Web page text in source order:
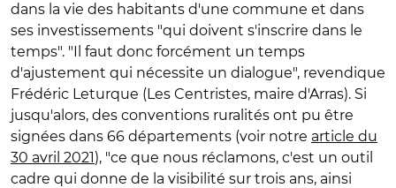
dans la vie des habitants d'une commune et dans
ses investissements "qui doivent s'inscrire dans le
temps". "Il faut donc forcément un temps
d'ajustement qui nécessite un dialogue", revendique
Frédéric Leturque (Les Centristes, maire d'Arras). Si
jusqu'alors, des conventions ruralités ont pu être
signées dans 66 départements (voir notre article du
30 avril 2021), "ce que nous réclamons, c'est un outil
cadre qui donne de la visibilité sur trois ans, ainsi